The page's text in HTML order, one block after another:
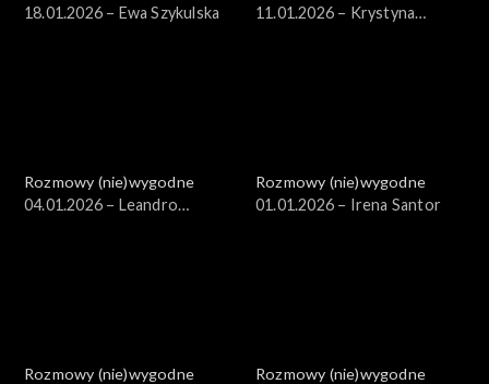
18.01.2026 – Ewa Szykulska
11.01.2026 – Krystyna
Rozmowy (nie)wygodne
04.01.2026 – Leandro
Rozmowy (nie)wygodne
01.01.2026 – Irena Santor
Rozmowy (nie)wygodne
Rozmowy (nie)wygodne